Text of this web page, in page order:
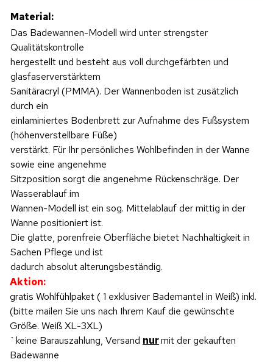
Material:
Das Badewannen-Modell wird unter strengster
Qualitätskontrolle
hergestellt und besteht aus voll durchgefärbten und
glasfaserverstärktem
Sanitäracryl (PMMA). Der Wannenboden ist zusätzlich
durch ein
einlaminiertes Bodenbrett zur Aufnahme des Fußsystem
(höhenverstellbare Füße)
verstärkt. Für Ihr persönliches Wohlbefinden in der Wanne
sowie eine angenehme
Sitzposition sorgt die angenehme Rückenschräge. Der
Wasserablauf im
Wannen-Modell ist ein sog. Mittelablauf der mittig in der
Wanne positioniert ist.
Die glatte, porenfreie Oberfläche bietet Nachhaltigkeit in
Sachen Pflege und ist
dadurch absolut alterungsbeständig.
Aktion:
gratis Wohlfühlpaket ( 1 exklusiver Bademantel in Weiß) inkl.
(bitte mailen Sie uns nach Ihrem Kauf die gewünschte
Größe. Weiß XL-3XL)
`keine Barauszahlung, Versand nurmit der gekauften
Badewanne